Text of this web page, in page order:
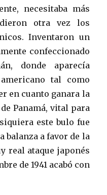
necesitaba más
otra vez los
Inventaron un
confeccionado
donde aparecía
tal como
en cuanto ganara la
Panamá, vital para
este bulo fue
a favor de la
real ataque japonés
de 1941 acabó con